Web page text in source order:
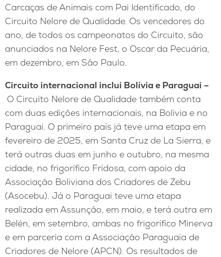
Carcaças de Animais com Pai Identificado, do
Circuito Nelore de Qualidade. Os vencedores do
ano, de todos os campeonatos do Circuito, são
anunciados na Nelore Fest, o Oscar da Pecuária,
em dezembro, em São Paulo.
Circuito internacional inclui Bolívia e Paraguai –
O Circuito Nelore de Qualidade também conta
com duas edições internacionais, na Bolívia e no
Paraguai. O primeiro país já teve uma etapa em
fevereiro de 2025, em Santa Cruz de La Sierra, e
terá outras duas em junho e outubro, na mesma
cidade, no frigorífico Fridosa, com apoio da
Associação Boliviana dos Criadores de Zebu
(Asocebu). Já o Paraguai teve uma etapa
realizada em Assunção, em maio, e terá outra em
Belén, em setembro, ambas no frigorífico Minerva
e em parceria com a Associação Paraguaia de
Criadores de Nelore (APCN). Os resultados de